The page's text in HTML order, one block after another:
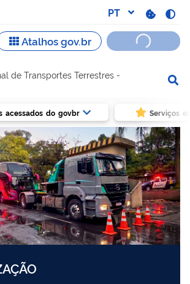
de navegação
de Transportes Terrestres -
acessados do govbr Serviços